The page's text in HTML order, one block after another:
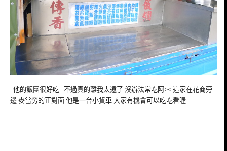
他的飯團很好吃 不過真的離我太遠了 沒辦法常吃阿>< 這家在花商旁
邊 麥當勞的正對面 他是一台小貨車 大家有機會可以吃吃看喔